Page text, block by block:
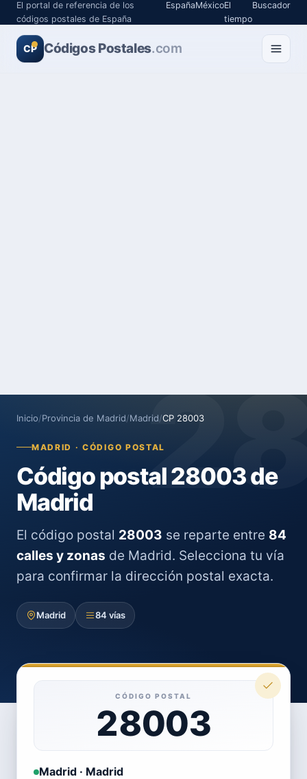
El portal de referencia de los
códigos postales de España
EspañaMéxicoEl
tiempo
Buscador
CP Códigos Postales.com
Inicio/Provincia de Madrid/Madrid/CP 28003
MADRID · CÓDIGO POSTAL
Código postal 28003 de
Madrid
El código postal 28003 se reparte entre 84
calles y zonas de Madrid. Selecciona tu vía
para confirmar la dirección postal exacta.
Madrid 84 vías
CÓDIGO POSTAL
28003
Madrid · Madrid